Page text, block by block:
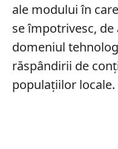
ale modului în
se împotrivesc,
domeniul
răspândirii de
populațiilor locale.